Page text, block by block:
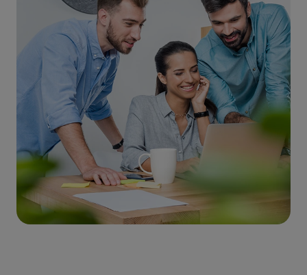
Guarda il video